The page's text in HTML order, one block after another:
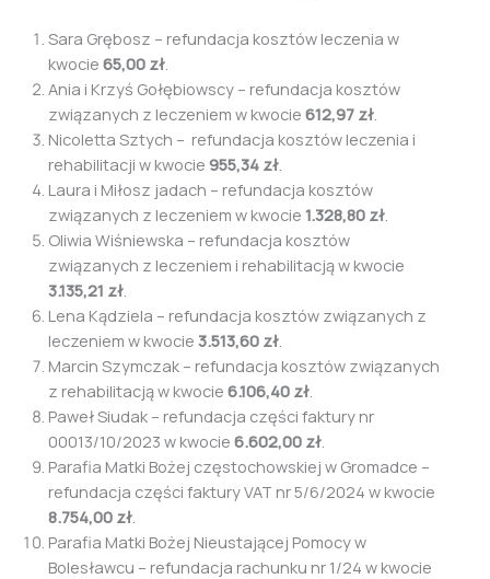
Sara Grębosz – refundacja kosztów leczenia w
kwocie 65,00 zł
Ania i Krzyś Gołębiowscy – refundacja kosztów
związanych z leczeniem w kwocie 612,97 zł
Nicoletta Sztych – refundacja kosztów leczenia i
rehabilitacji w kwocie 955,34 zł
Laura i Miłosz jadach – refundacja kosztów
związanych z leczeniem w kwocie 1.328,80 zł
Oliwia Wiśniewska – refundacja kosztów
związanych z leczeniem i rehabilitacją w kwocie
3.135,21 zł
Lena Kądziela – refundacja kosztów związanych z
leczeniem w kwocie 3.513,60 zł
Marcin Szymczak – refundacja kosztów związanych
z rehabilitacją w kwocie 6.106,40 zł
Paweł Siudak – refundacja części faktury nr
00013/10/2023 w kwocie 6.602,00 zł
Parafia Matki Bożej częstochowskiej w Gromadce –
refundacja części faktury VAT nr 5/6/2024 w kwocie
8.754,00 zł
Parafia Matki Bożej Nieustającej Pomocy w
Bolesławcu – refundacja rachunku nr 1/24 w kwocie